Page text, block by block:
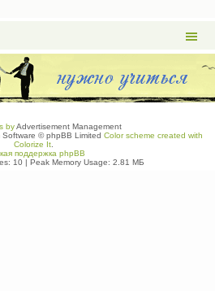
byAdvertisement Management
Software © phpBB Limited Color scheme created with
Colorize It.
поддержка phpBB
10| Peak Memory Usage: 2.81 МБ